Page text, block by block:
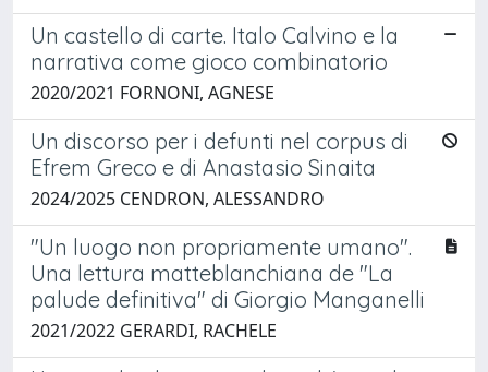
Un castello di carte. Italo Calvino e la
narrativa come gioco combinatorio
2020/2021 FORNONI, AGNESE
Un discorso per i defunti nel corpus di
Efrem Greco e di Anastasio Sinaita
2024/2025 CENDRON, ALESSANDRO
"Un luogo non propriamente umano".
Una lettura matteblanchiana de "La
palude definitiva" di Giorgio Manganelli
2021/2022 GERARDI, RACHELE